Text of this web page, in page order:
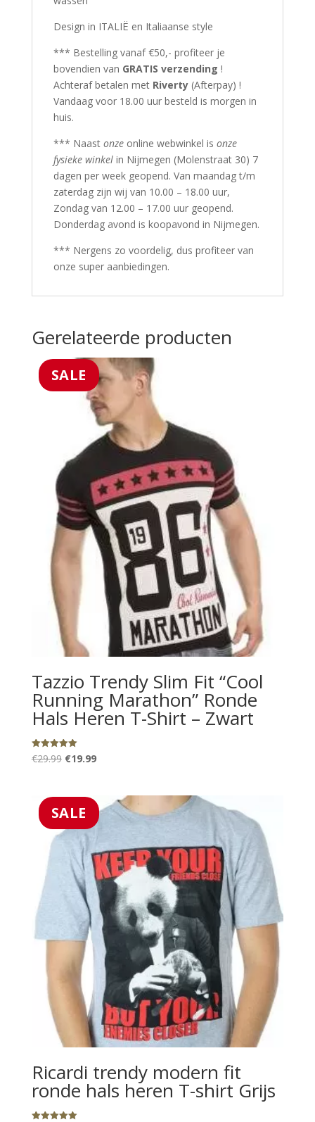
Design in ITALIË en Italiaanse style
*** Bestelling vanaf €50,- profiteer je
bovendien van GRATIS verzending !
Achteraf betalen met Riverty (Afterpay) !
Vandaag voor 18.00 uur besteld is morgen in
huis.
*** Naast onzeonline webwinkel is onze
fysieke winkelin Nijmegen (Molenstraat 30) 7
dagen per week geopend. Van maandag t/m
zaterdag zijn wij van 10.00 – 18.00 uur,
Zondag van 12.00 – 17.00 uur geopend.
Donderdag avond is koopavond in Nijmegen.
*** Nergens zo voordelig, dus profiteer van
onze super aanbiedingen.
Gerelateerde producten
SALE
Tazzio Trendy Slim Fit “Cool
Running Marathon” Ronde
Hals Heren T-Shirt – Zwart
Gewaardeerd
5.00
€29.99 Oorspronkelijke
€29.99.
€19.99Huidige
€19.99.
SALE
Ricardi trendy modern fit
ronde hals heren T-shirt Grijs